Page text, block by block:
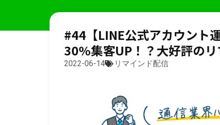
#44【LINE公式アカウント
30%集客UP！？大好評のリ
2022-06-14 リマインド配信